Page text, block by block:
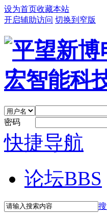
设为首页收藏本站
开启辅助访问 切换到窄版
密码
快捷导航
论坛BBS